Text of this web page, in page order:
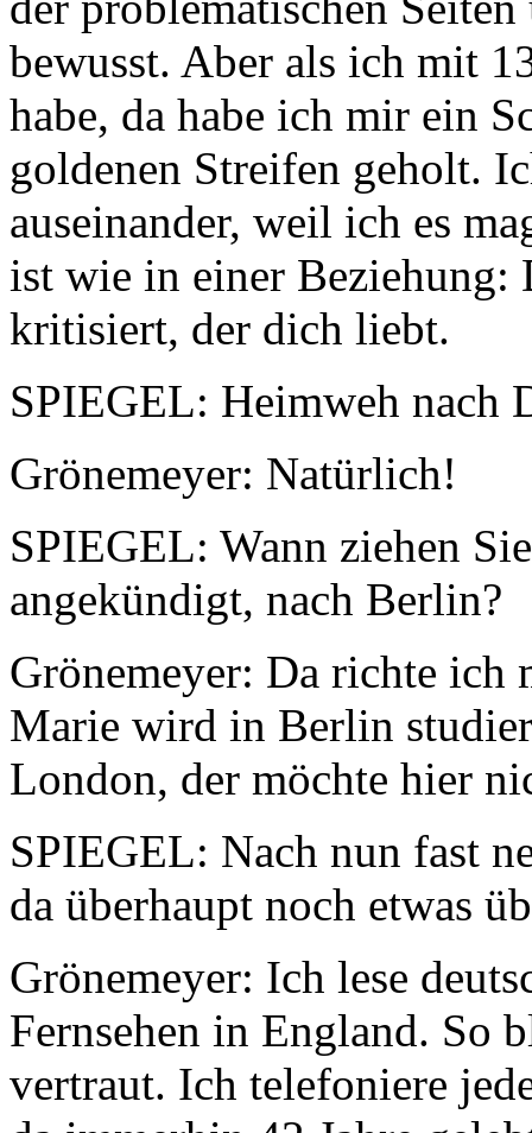
bewusst. Aber als ich mit
habe, da habe ich mir ein
goldenen Streifen geholt.
auseinander, weil ich es
ist wie in einer Beziehung:
kritisiert, der dich liebt.
SPIEGEL: Heimweh nach
Grönemeyer: Natürlich!
SPIEGEL: Wann ziehen
angekündigt, nach Berlin?
Grönemeyer: Da richte ich
Marie wird in Berlin
London, der möchte hier
SPIEGEL: Nach nun fast
da überhaupt noch etwas
Grönemeyer: Ich lese
Fernsehen in England. So
vertraut. Ich telefoniere